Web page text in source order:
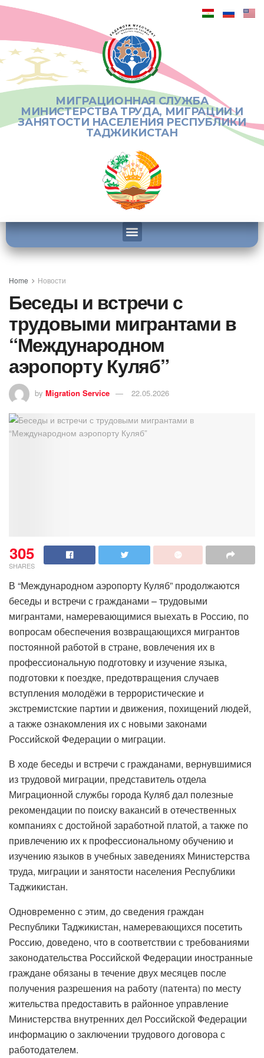
МИГРАЦИОННАЯ СЛУЖБА
МИНИСТЕРСТВА ТРУДА, МИГРАЦИИ И
ЗАНЯТОСТИ НАСЕЛЕНИЯ РЕСПУБЛИКИ
ТАДЖИКИСТАН
Home Новости
Беседы и встречи с
трудовыми мигрантами в
“Международном
аэропорту Куляб”
by Migration Service 22.05.2026
305
SHARES
В “Международном аэропорту Куляб” продолжаются
беседы и встречи с гражданами – трудовыми
мигрантами, намеревающимися выехать в Россию, по
вопросам обеспечения возвращающихся мигрантов
постоянной работой в стране, вовлечения их в
профессиональную подготовку и изучение языка,
подготовки к поездке, предотвращения случаев
вступления молодёжи в террористические и
экстремистские партии и движения, похищений людей,
а также ознакомления их с новыми законами
Российской Федерации о миграции.
В ходе беседы и встречи с гражданами, вернувшимися
из трудовой миграции, представитель отдела
Миграционной службы города Куляб дал полезные
рекомендации по поиску вакансий в отечественных
компаниях с достойной заработной платой, а также по
привлечению их к профессиональному обучению и
изучению языков в учебных заведениях Министерства
труда, миграции и занятости населения Республики
Таджикистан.
Одновременно с этим, до сведения граждан
Республики Таджикистан, намеревающихся посетить
Россию, доведено, что в соответствии с требованиями
законодательства Российской Федерации иностранные
граждане обязаны в течение двух месяцев после
получения разрешения на работу (патента) по месту
жительства предоставить в районное управление
Министерства внутренних дел Российской Федерации
информацию о заключении трудового договора с
работодателем.